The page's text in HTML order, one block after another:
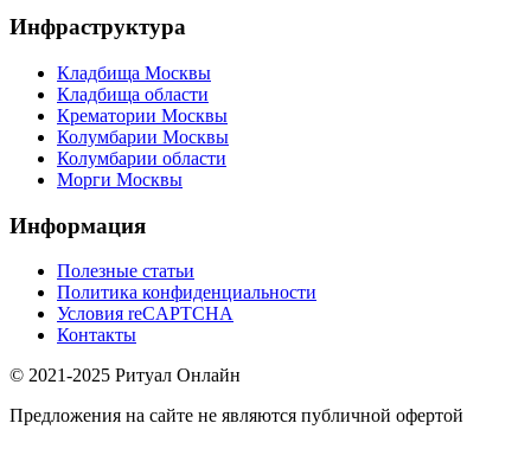
Инфраструктура
Кладбища Москвы
Кладбища области
Крематории Москвы
Колумбарии Москвы
Колумбарии области
Морги Москвы
Информация
Полезные статьи
Политика конфиденциальности
Условия reCAPTCHA
Контакты
© 2021-2025 Ритуал Онлайн
Предложения на сайте не являются публичной офертой